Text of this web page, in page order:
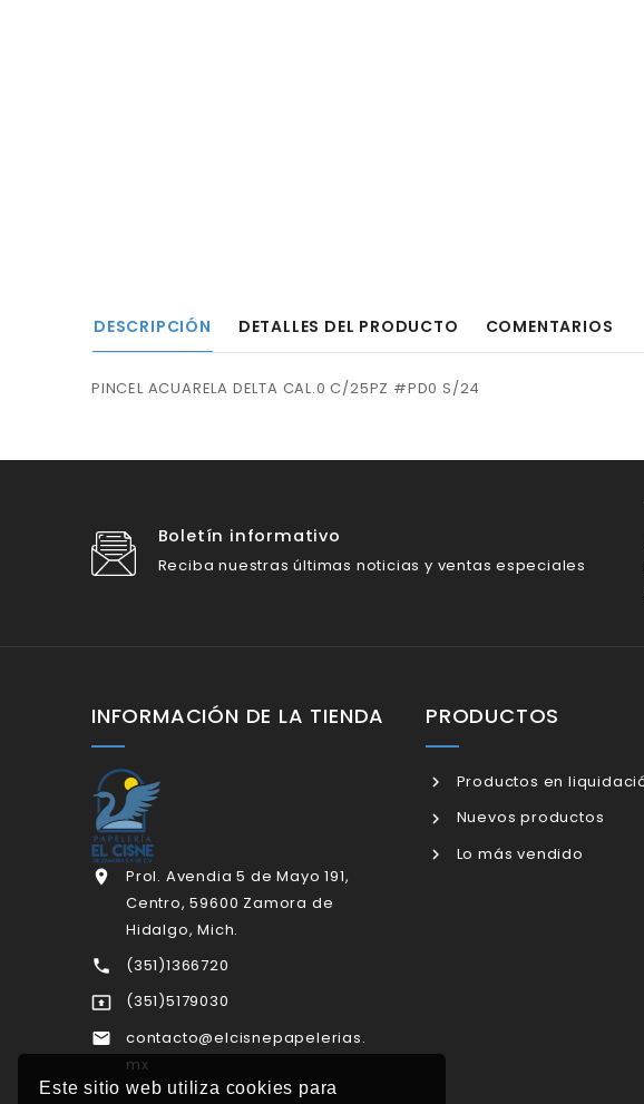
Este sitio web utiliza cookies para
DESCRIPCIÓN DETALLES DEL PRODUCTO COMENTARIOS
PINCEL ACUARELA DELTA CAL.0 C/25PZ #PD0 S/24
Boletín informativo
Reciba nuestras últimas noticias y ventas especiales
INFORMACIÓN DE LA TIENDA

Prol. Avendia 5 de Mayo 191,
Centro, 59600 Zamora de
Hidalgo, Mich.
 (351)1366720
 (351)5179030

contacto@elcisnepapelerias.
mx
PRODUCTOS
Productos en
Nuevos productos
Lo más vendido